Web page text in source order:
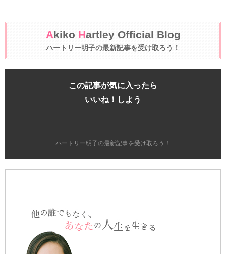
Akiko Hartley Official Blog
ハートリー明子の最新記事を受け取ろう！
この記事が気に入ったら
いいね！しよう
ハートリー明子の最新記事を受け取ろう！